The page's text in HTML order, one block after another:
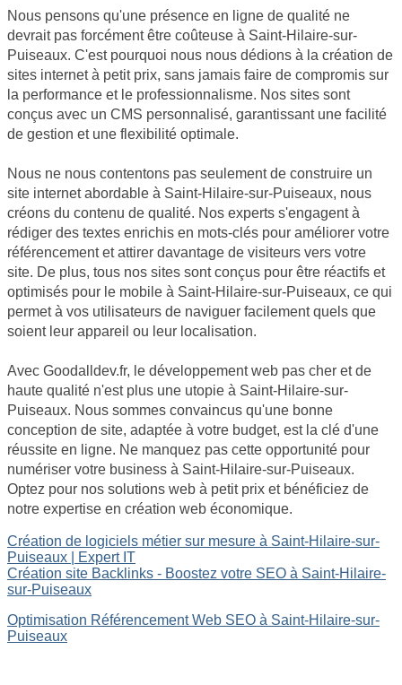
Nous pensons qu'une présence en ligne de qualité ne
devrait pas forcément être coûteuse à Saint-Hilaire-sur-
Puiseaux. C'est pourquoi nous nous dédions à la création de
sites internet à petit prix, sans jamais faire de compromis sur
la performance et le professionnalisme. Nos sites sont
conçus avec un CMS personnalisé, garantissant une facilité
de gestion et une flexibilité optimale.
Nous ne nous contentons pas seulement de construire un
site internet abordable à Saint-Hilaire-sur-Puiseaux, nous
créons du contenu de qualité. Nos experts s'engagent à
rédiger des textes enrichis en mots-clés pour améliorer votre
référencement et attirer davantage de visiteurs vers votre
site. De plus, tous nos sites sont conçus pour être réactifs et
optimisés pour le mobile à Saint-Hilaire-sur-Puiseaux, ce qui
permet à vos utilisateurs de naviguer facilement quels que
soient leur appareil ou leur localisation.
Avec Goodalldev.fr, le développement web pas cher et de
haute qualité n'est plus une utopie à Saint-Hilaire-sur-
Puiseaux. Nous sommes convaincus qu'une bonne
conception de site, adaptée à votre budget, est la clé d'une
réussite en ligne. Ne manquez pas cette opportunité pour
numériser votre business à Saint-Hilaire-sur-Puiseaux.
Optez pour nos solutions web à petit prix et bénéficiez de
notre expertise en création web économique.
Création de logiciels métier sur mesure à Saint-Hilaire-sur-
Puiseaux | Expert IT
Création site Backlinks - Boostez votre SEO à Saint-Hilaire-
sur-Puiseaux
Optimisation Référencement Web SEO à Saint-Hilaire-sur-
Puiseaux